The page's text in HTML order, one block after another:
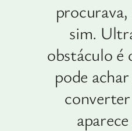
sim.
obstáculo é
pode